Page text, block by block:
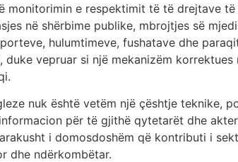
e respektimit të të drejtave
në shërbime publike, mbrojtjes së
hulumtimeve, fushatave dhe
vepruar si një mekanizëm
nuk është vetëm një çështje teknike,
për të gjithë qytetarët dhe
i domosdoshëm që kontributi i
dhe ndërkombëtar.